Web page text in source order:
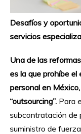
Desafíos y
servicios
Una de las
es la que prohíbe
personal en
“outsourcing”. Para
subcontratación de
suministro de